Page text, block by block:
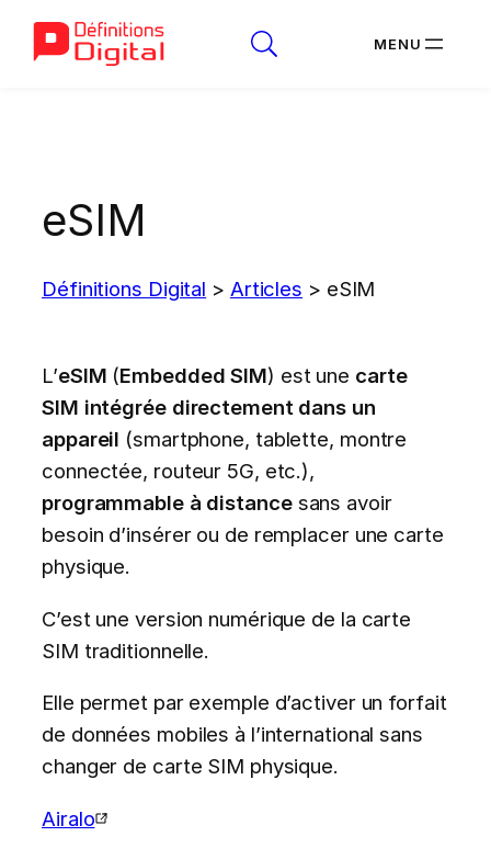
eSIM
Définitions Digital > Articles > eSIM
L’eSIM (Embedded SIM) est une carte
SIM intégrée directement dans un
appareil (smartphone, tablette, montre
connectée, routeur 5G, etc.),
programmable à distancesans avoir
besoin d’insérer ou de remplacer une carte
physique.
C’est une version numérique de la carte
SIM traditionnelle.
Elle permet par exemple d’activer un forfait
de données mobiles à l’international sans
changer de carte SIM physique.
Airalo